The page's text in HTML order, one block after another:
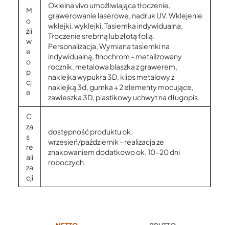
M
o
żli
w
e
o
p
cj
e
Okleina vivo umożliwiająca tłoczenie,
grawerowanie laserowe, nadruk UV. Wklejenie
wklejki, wyklejki, Tasiemka indywidualna,
Tłoczenie srebrną lub złotą folią.
Personalizacja, Wymiana tasiemki na
indywidualną, finochrom - metalizowany
rocznik, metalowa blaszka z grawerem,
naklejka wypukła 3D, klips metalowy z
naklejką 3d, gumka + 2 elementy mocujące,
zawieszka 3D, plastikowy uchwyt na długopis.
C
za
s
re
ali
za
cji
dostępność produktu ok.
wrzesień/październik - realizacja ze
znakowaniem dodatkowo ok. 10-20 dni
roboczych.